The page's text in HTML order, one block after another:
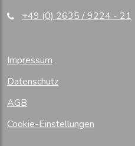
+49 (0) 2635 / 9224 - 21
Impressum
Datenschutz
AGB
Cookie-Einstellungen